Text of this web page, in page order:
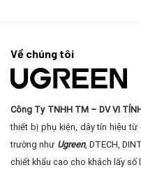
Về chúng tôi
Công Ty TNHH TM – DV VI
thiết bị phụ kiện, dây tín hiệu từ
trường như Ugreen, DTECH,
chiết khấu cao cho khách lấy số